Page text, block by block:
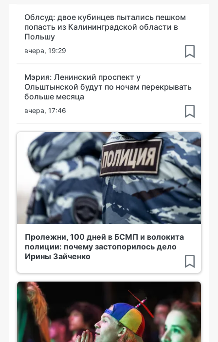
Облсуд: двое кубинцев пытались пешком
попасть из Калининградской области в
Польшу
вчера, 19:29
Мэрия: Ленинский проспект у
Ольштынской будут по ночам перекрывать
больше месяца
вчера, 17:46
Пролежни, 100 дней в БСМП и волокита
полиции: почему застопорилось дело
Ирины Зайченко